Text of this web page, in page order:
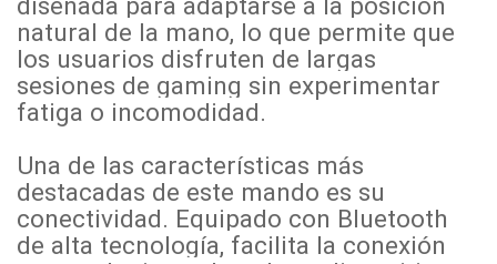
natural de la mano, lo que permite que
los usuarios disfruten de largas
sesiones de gaming sin experimentar
fatiga o incomodidad.
Una de las características más
destacadas de este mando es su
conectividad. Equipado con Bluetooth
de alta tecnología, facilita la conexión